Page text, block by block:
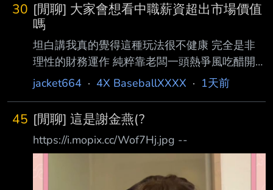
30 [閒聊] 大家會想看中職薪資超出市場價值
嗎
坦白講我真的覺得這種玩法很不健康 完全是非
理性的財務運作 純粹靠老闆一頭熱爭風吃醋開
出來的價錢 這是能持續多久？ 所有加盟的球隊
反逼中職開一些不合理的數字 我真的建議領隊
會議開始討論薪資上限 ----- Sent from JPTT on
my iPhone -- 希望如此，現在給球員待遇已經不
籃版也開始質疑這個數字了 有能力破紀錄的都
jacket664 · 4X BaseballXXXX · 1天前
45 [閒聊] 這是謝金燕(?
https://i.mopix.cc/Wof7Hj.jpg --